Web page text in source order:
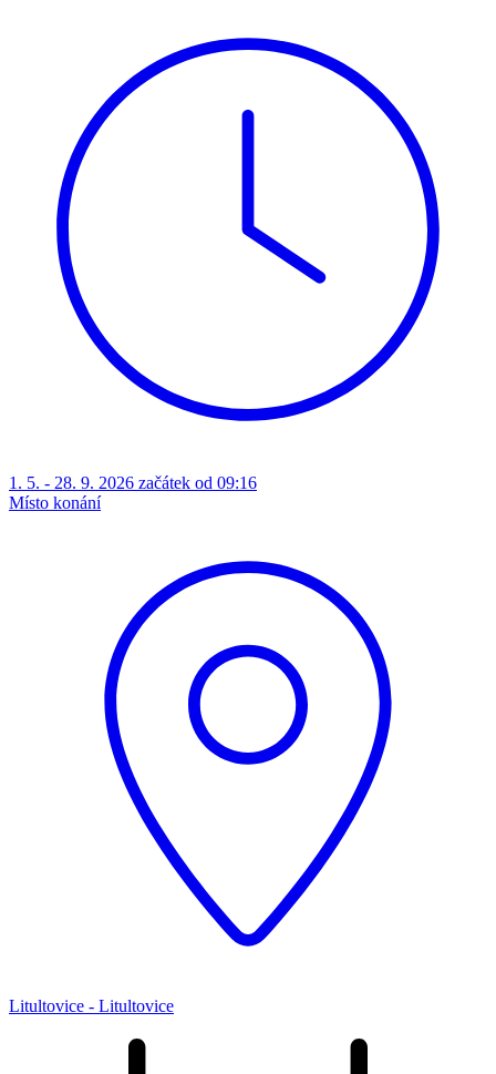
1. 5. - 28. 9. 2026 začátek od 09:16
Místo konání
Litultovice - Litultovice